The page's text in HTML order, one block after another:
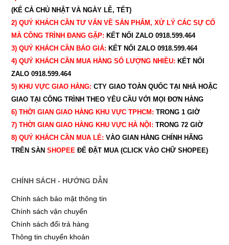
(KỂ CẢ CHỦ NHẬT VÀ NGÀY LỄ, TẾT)
2) QUÝ KHÁCH CẦN TƯ VẤN VỀ SẢN PHẨM, XỬ LÝ CÁC SỰ CỐ
MÀ CÔNG TRÌNH ĐANG GẶP: KẾT NỐI ZALO 0918.599.464
3) QUÝ KHÁCH CẦN BÁO GIÁ: KẾT NỐI ZALO 0918.599.464
4) QUÝ KHÁCH CẦN MUA HÀNG SỐ LƯỢNG NHIỀU: KẾT NỐI
ZALO 0918.599.464
5) KHU VỰC GIAO HÀNG: CTY GIAO TOÀN QUỐC TẠI NHÀ HOẶC
GIAO TẠI CÔNG TRÌNH THEO YÊU CẦU VỚI MỌI ĐƠN HÀNG
6) THỜI GIAN GIAO HÀNG KHU VỰC TPHCM: TRONG 1 GIỜ
7) THỜI GIAN GIAO HÀNG KHU VỰC HÀ NỘI: TRONG 72 GIỜ
8) QUÝ KHÁCH CẦN MUA LẺ: VÀO GIAN HÀNG CHÍNH HÃNG
TRÊN SÀN SHOPEEĐỂ ĐẶT MUA (CLICK VÀO CHỮ SHOPEE)
CHÍNH SÁCH - HƯỚNG DẪN
Chính sách bảo mật thông tin
Chính sách vận chuyển
Chính sách đổi trả hàng
Thông tin chuyển khoản